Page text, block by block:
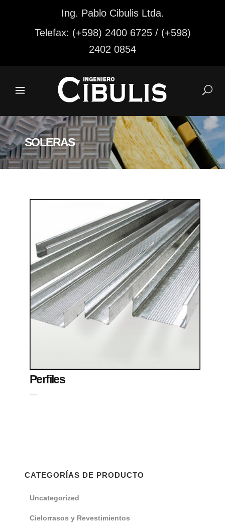
Ing. Pablo Cibulis Ltda.
Telefax: (+598) 2400 6725 / (+598)
2402 0854
SOLERAS
Perfiles
CATEGORÍAS DE PRODUCTO
Uncategorized
Cielorrasos y Revestimientos